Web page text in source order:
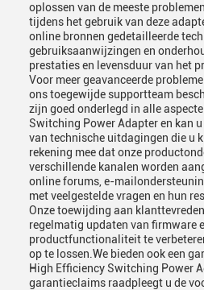
oplossen van de meeste
tijdens het gebruik van deze
online bronnen gedetailleerde
gebruiksaanwijzingen en
prestaties en levensduur van het
Voor meer geavanceerde
ons toegewijde supportteam
zijn goed onderlegd in alle
Switching Power Adapter en kan
van technische uitdagingen die u
rekening mee dat onze
verschillende kanalen worden
online forums, e-
met veelgestelde vragen en hun
Onze toewijding aan
regelmatig updaten van firmware
productfunctionaliteit te
op te lossen.We bieden ook een
High Efficiency Switching Power
garantieclaims raadpleegt u de